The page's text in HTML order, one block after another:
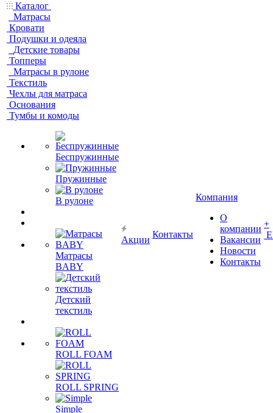
Каталог
Матрасы
Кровати
Подушки и одеяла
Детские товары
Топперы
Матрасы в рулоне
Текстиль
Чехлы для матраса
Основания
Тумбы и комоды
Беспружинные
Пружинные
В рулоне
Матрасы
BABY
Детский
текстиль
ROLL FOAM
ROLL SPRING
Simple
Акции
Контакты
Компания
О
компании
Вакансии
Новости
Контакты
+